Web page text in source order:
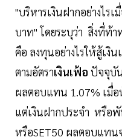
"บริหารเงินฝากอย่างไรเ
บาท" โดยระบุว่า สิ่งที่ท้า
คือ ลงทุนอย่างไรให้สู้เงิ
ตามอัตราเงินเฟ้อ ปัจจุบั
ผลตอบแทน 1.07% เมื่อ
แต่เงินฝากประจำ หรือ
หรือSET50 ผลตอบแทน